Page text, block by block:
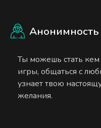
Анонимность
Ты можешь стать
игры, общаться с
узнает твою
желания.